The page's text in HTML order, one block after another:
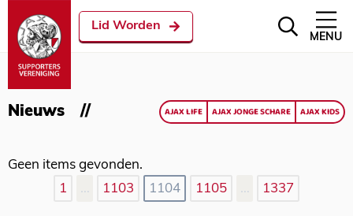
Lid Worden
MENU
Nieuws AJAX LIFE AJAX JONGE SCHARE AJAX KIDS
Geen items gevonden.
1
… 1103 1104 1105 … 1337